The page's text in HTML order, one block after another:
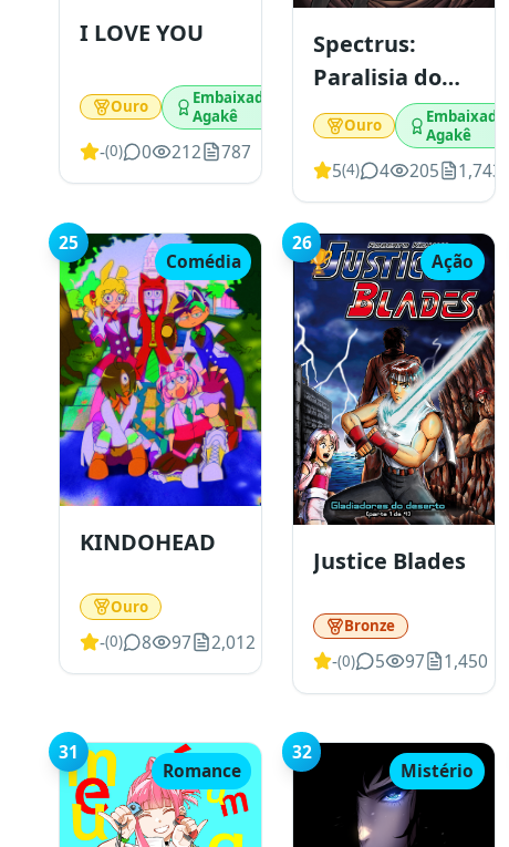
I LOVE YOU
Ouro
Embaixador
Agakê
-(0) 0 212 787
Spectrus:
Paralisia do
sono
Ouro
Embaixador
Agakê
5(4) 4 205 1,743
25
Comédia
KINDOHEAD
Ouro
-(0) 8 97 2,012
26
Ação
🏆
Justice Blades
Bronze
-(0) 5 97 1,450
31
Romance
32
Mistério